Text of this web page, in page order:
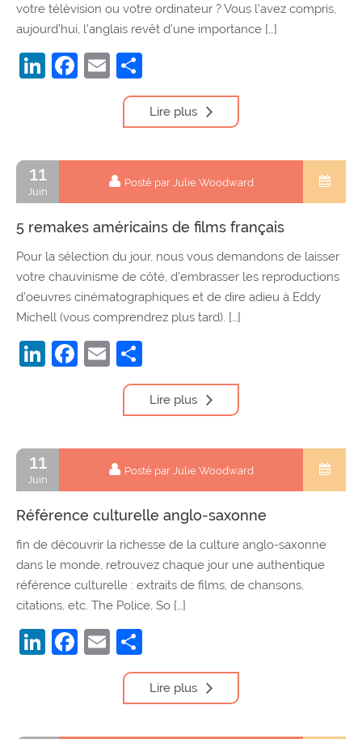
votre télévision ou votre ordinateur ? Vous l’avez compris,
aujourd’hui, l’anglais revêt d’une importance […]
LinkedIn
Facebook
Email
Lire plus
11
Juin
Posté par Julie Woodward
5 remakes américains de films français
Pour la sélection du jour, nous vous demandons de laisser
votre chauvinisme de côté, d’embrasser les reproductions
d’oeuvres cinématographiques et de dire adieu à Eddy
Michell (vous comprendrez plus tard). […]
LinkedIn
Facebook
Email
Lire plus
11
Juin
Posté par Julie Woodward
Référence culturelle anglo-saxonne
fin de découvrir la richesse de la culture anglo-saxonne
dans le monde, retrouvez chaque jour une authentique
référence culturelle : extraits de films, de chansons,
citations, etc. The Police, So […]
LinkedIn
Facebook
Email
Lire plus